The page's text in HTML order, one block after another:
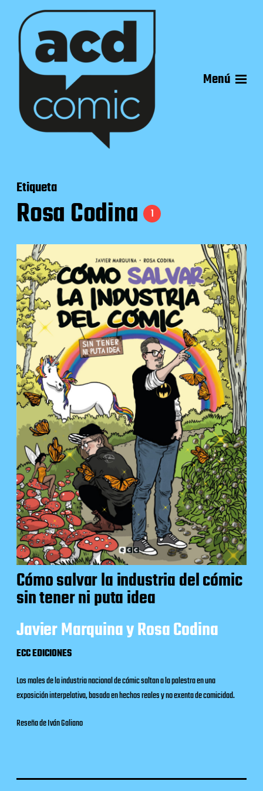
Menú
Etiqueta
Rosa Codina 1
Cómo salvar la industria del cómic
sin tener ni puta idea
Javier Marquina y Rosa Codina
ECC EDICIONES
Los males de la industria nacional de cómic saltan a la palestra en una
exposición interpelativa, basada en hechos reales y no exenta de comicidad.
Reseña de Iván Galiano